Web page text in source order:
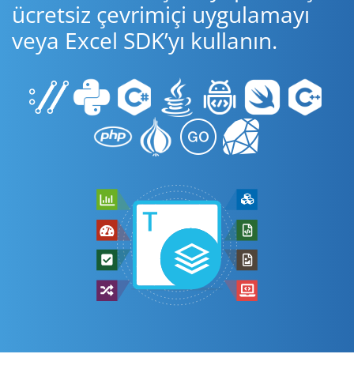
ücretsiz çevrimiçi uygulamayı
veya Excel SDK’yı kullanın.